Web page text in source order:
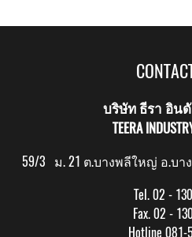
บริษัท ธีรา อิน
TEERA
59/3 ม. 21 ต.บางพลีใหญ่ อ.บา
Tel. 02 -
Fax. 02 -
Hotline 081-